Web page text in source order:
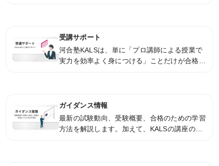
受講サポート
河合塾KALSは、単に「プロ講師による授業で
実力を効率よく身につける」ことだけが合格へ
ガイダンス情報
最新の試験動向、受験概要、合格のための学習
方法を解説します。加えて、KALSの講座の内